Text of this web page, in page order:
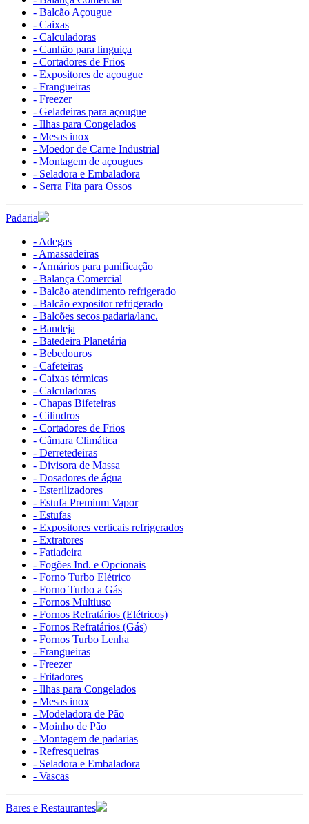
- Balcão Açougue
- Caixas
- Calculadoras
- Canhão para linguiça
- Cortadores de Frios
- Expositores de açougue
- Frangueiras
- Freezer
- Geladeiras para açougue
- Ilhas para Congelados
- Mesas inox
- Moedor de Carne Industrial
- Montagem de açougues
- Seladora e Embaladora
- Serra Fita para Ossos
Padaria
- Adegas
- Amassadeiras
- Armários para panificação
- Balança Comercial
- Balcão atendimento refrigerado
- Balcão expositor refrigerado
- Balcões secos padaria/lanc.
- Bandeja
- Batedeira Planetária
- Bebedouros
- Cafeteiras
- Caixas térmicas
- Calculadoras
- Chapas Bifeteiras
- Cilindros
- Cortadores de Frios
- Câmara Climática
- Derretedeiras
- Divisora de Massa
- Dosadores de água
- Esterilizadores
- Estufa Premium Vapor
- Estufas
- Expositores verticais refrigerados
- Extratores
- Fatiadeira
- Fogões Ind. e Opcionais
- Forno Turbo Elétrico
- Forno Turbo a Gás
- Fornos Multiuso
- Fornos Refratários (Elétricos)
- Fornos Refratários (Gás)
- Fornos Turbo Lenha
- Frangueiras
- Freezer
- Fritadores
- Ilhas para Congelados
- Mesas inox
- Modeladora de Pão
- Moinho de Pão
- Montagem de padarias
- Refresqueiras
- Seladora e Embaladora
- Vascas
Bares e Restaurantes